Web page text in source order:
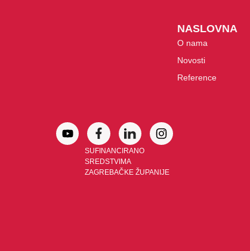
SUFINANCIRANO
SREDSTVIMA
ZAGREBAČKE ŽUPANIJE
NASLOVNA
O nama
Novosti
Reference